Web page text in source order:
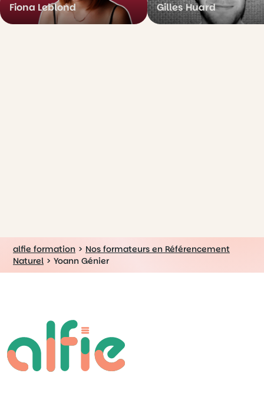
Fiona Leblond Gilles Huard
alfie formation > Nos formateurs en Référencement
Naturel > Yoann Génier